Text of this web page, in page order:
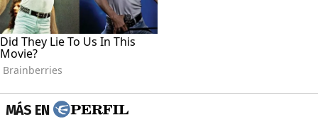
MÁS EN